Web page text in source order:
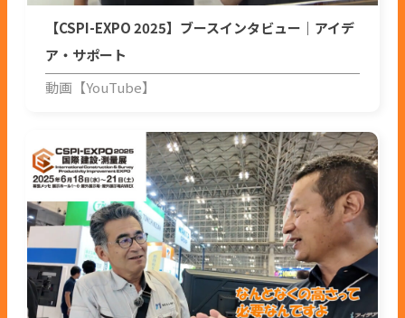
【CSPI-EXPO 2025】ブースインタビュー｜アイデ
ア・サポート
動画【YouTube】